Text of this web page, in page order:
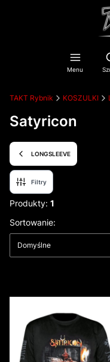
Menu
TAKT Rybnik KOSZULKI
Satyricon
LONGSLEEVE
Filtry
Produkty: 1
Lista produktów
Sortowanie:
Domyślne